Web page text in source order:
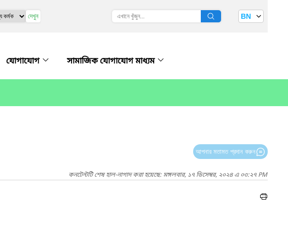
দেখুন BN
যোগাযোগ সামাজিক যোগাযোগ মাধ্যম
আপনার মতামত প্রদান করুন
কনটেন্টটি শেষ হাল-নাগাদ করা হয়েছে: মঙ্গলবার, ১৭ ডিসেম্বর, ২০২৪ এ ০৩:২৭ PM